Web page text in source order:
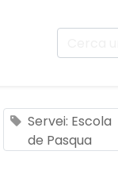
Servei: Escola
de Pasqua